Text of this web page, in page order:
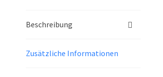
Beschreibung
Zusätzliche Informationen